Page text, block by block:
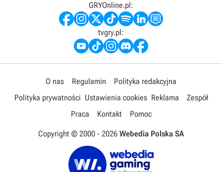
GRYOnline.pl:
tvgry.pl:
O nas Regulamin
Polityka redakcyjna
Polityka prywatności Ustawienia cookies Reklama
Zespół
Praca
Kontakt Pomoc
Copyright © 2000 - 2026 Webedia Polska SA